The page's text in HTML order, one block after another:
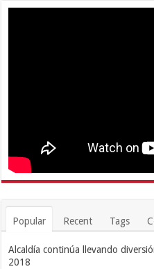
Popular Recent Tags
Alcaldía continúa llevando
2018